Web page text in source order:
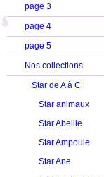
page 3
page 4
page 5
Nos collections
Star de A à C
Star animaux
Star Abeille
Star Ampoule
Star Ane